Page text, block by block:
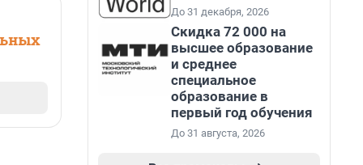
До 31 декабря, 2026
Скидка 72 000 на
высшее образование
и среднее
специальное
образование в
первый год обучения
До 31 августа, 2026